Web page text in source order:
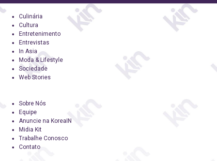
Culinária
Cultura
Entretenimento
Entrevistas
In Asia
Moda & Lifestyle
Sociedade
Web Stories
Sobre Nós
Equipe
Anuncie na KoreaIN
Midia Kit
Trabalhe Conosco
Contato